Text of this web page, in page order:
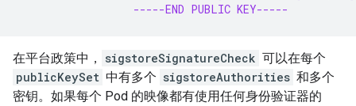
-----END PUBLIC KEY-----
在平台政策中， sigstoreSignatureCheck 可以在每个
publicKeySet 中有多个 sigstoreAuthorities 和多个
密钥。如果每个 Pod 的映像都有使用任何身份验证器的